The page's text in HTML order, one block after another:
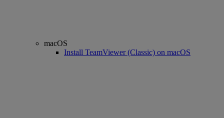
macOS
Install TeamViewer (Classic) on macOS